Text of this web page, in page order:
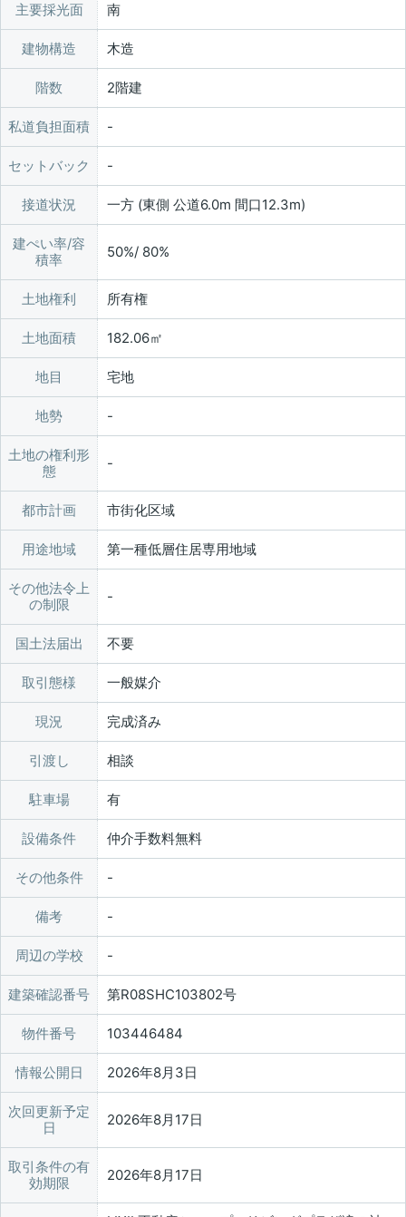
主要採光面 南
建物構造 木造
階数 2階建
私道負担面積
セットバック
接道状況 一方 (東側 公道6.0m 間口12.3m)
建ぺい率/容
積率
50%/ 80%
土地権利 所有権
土地面積 182.06㎡
地目 宅地
地勢
土地の権利形
態
都市計画 市街化区域
用途地域 第一種低層住居専用地域
その他法令上
の制限
国土法届出 不要
取引態様 一般媒介
現況 完成済み
引渡し 相談
駐車場 有
設備条件 仲介手数料無料
その他条件
備考
周辺の学校
建築確認番号 第R08SHC103802号
物件番号 103446484
情報公開日 2026年8月3日
次回更新予定
日
2026年8月17日
取引条件の有
効期限
2026年8月17日